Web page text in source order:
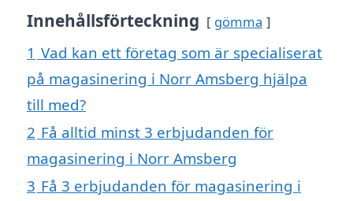
Innehållsförteckning gömma
1 Vad kan ett företag som är specialiserat
på magasinering i Norr Amsberg hjälpa
till med?
2 Få alltid minst 3 erbjudanden för
magasinering i Norr Amsberg
3 Få 3 erbjudanden för magasinering i